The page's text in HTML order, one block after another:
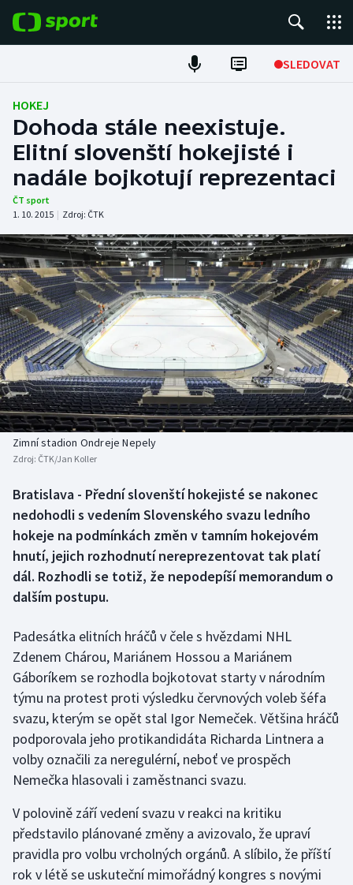
SLEDOVAT
Fotbal
Hokej
Tenis
Atletika
Cyklistika
DALŠÍ SPORTY
Americký fotbal
Baseball a softbal
Basketbal
Biatlon
Box
Curling
Dostihy
Florbal
Futsal
Golf
Gymnastika
Házená
Jezdectví
Judo
NEPŘEHLÉDNĚTE
Soutěže
Historické návraty
Aplikace ČT sport
HOKEJ
Dohoda stále neexistuje.
Elitní slovenští hokejisté i
nadále bojkotují reprezentaci
ČT sport
1. 10. 2015 | Zdroj: ČTK
Zimní stadion Ondreje Nepely
Zdroj: ČTK/Jan Koller
Bratislava - Přední slovenští hokejisté se nakonec
nedohodli s vedením Slovenského svazu ledního
hokeje na podmínkách změn v tamním hokejovém
hnutí, jejich rozhodnutí nereprezentovat tak platí
dál. Rozhodli se totiž, že nepodepíší memorandum o
dalším postupu.
Padesátka elitních hráčů v čele s hvězdami NHL
Zdenem Chárou, Mariánem Hossou a Mariánem
Gáboríkem se rozhodla bojkotovat starty v národním
týmu na protest proti výsledku červnových voleb šéfa
svazu, kterým se opět stal Igor Nemeček. Většina hráčů
podporovala jeho protikandidáta Richarda Lintnera a
volby označili za neregulérní, neboť ve prospěch
Nemečka hlasovali i zaměstnanci svazu.
V polovině září vedení svazu v reakci na kritiku
představilo plánované změny a avizovalo, že upraví
pravidla pro volbu vrcholných orgánů. A slíbilo, že příští
rok v létě se uskuteční mimořádný kongres s novými